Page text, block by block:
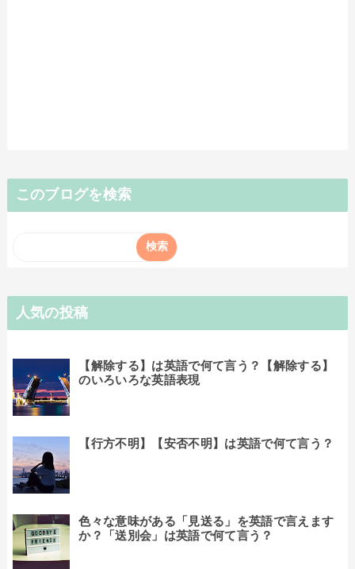
このブログを検索
人気の投稿
【解除する】は英語で何て言う？【解除する】
のいろいろな英語表現
【行方不明】【安否不明】は英語で何て言う？
色々な意味がある「見送る」を英語で言えます
か？「送別会」は英語で何て言う？